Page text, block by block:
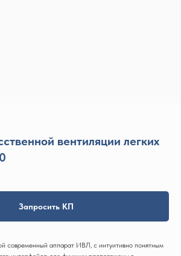
вентиляции легких
Запросить КП
современный аппарат ИВЛ, с интуитивно понятным